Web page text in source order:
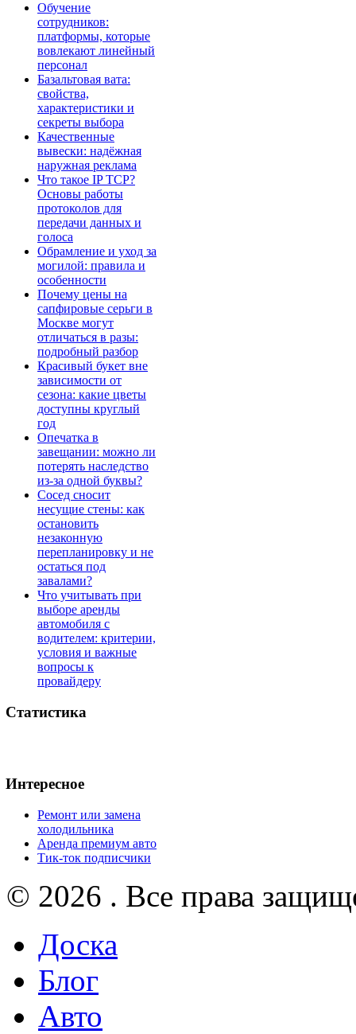
Обучение
сотрудников:
платформы, которые
вовлекают линейный
персонал
Базальтовая вата:
свойства,
характеристики и
секреты выбора
Качественные
вывески: надёжная
наружная реклама
Что такое IP TCP?
Основы работы
протоколов для
передачи данных и
голоса
Обрамление и уход за
могилой: правила и
особенности
Почему цены на
сапфировые серьги в
Москве могут
отличаться в разы:
подробный разбор
Красивый букет вне
зависимости от
сезона: какие цветы
доступны круглый
год
Опечатка в
завещании: можно ли
потерять наследство
из-за одной буквы?
Сосед сносит
несущие стены: как
остановить
незаконную
перепланировку и не
остаться под
завалами?
Что учитывать при
выборе аренды
автомобиля с
водителем: критерии,
условия и важные
вопросы к
провайдеру
Статистика
Интересное
Ремонт или замена
холодильника
Аренда премиум авто
Тик-ток подписчики
© 2026 . Все права
Доска
Блог
Авто